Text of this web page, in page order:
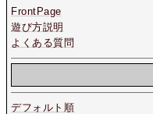
FrontPage
遊び方説明
よくある質問
デフォルト順